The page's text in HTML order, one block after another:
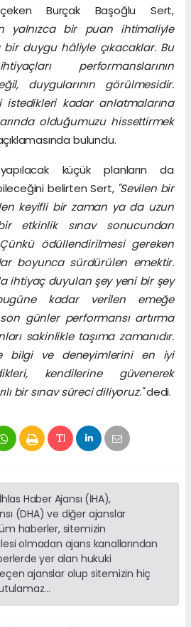
çeken Burçak Başoğlu Sert,
yalnızca bir puan ihtimaliyle
duygu hâliyle çıkacaklar. Bu
performanslarının
duygularının görülmesidir.
istedikleri kadar anlatmalarına
olduğumuzu hissettirmek
bulundu.
küçük planların da
belirten Sert, "Sevilen bir
keyifli bir zaman ya da uzun
etkinlik sınav sonucundan
Çünkü ödüllendirilmesi gereken
boyunca sürdürülen emektir.
ihtiyaç duyulan şey yeni bir şey
kadar verilen emeğe
günler performansı artırma
sakinlikle taşıma zamanıdır.
bilgi ve deneyimlerini en iyi
kendilerine güvenerek
bir sınav süreci diliyoruz."dedi.
Haber Ajansı (İHA),
(DHA) ve diğer ajanslar
haberler, sitemizin
olmadan ajans kanallarından
yer alan hukuki
ajanslar olup sitemizin hiç